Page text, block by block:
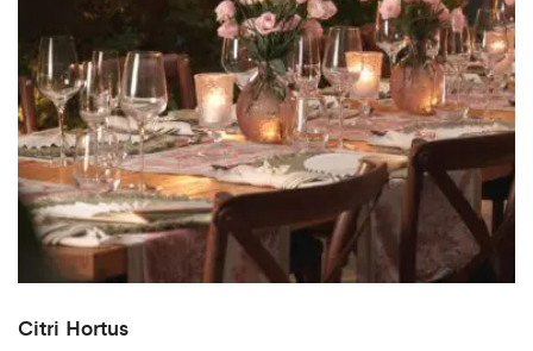
Citri Hortus